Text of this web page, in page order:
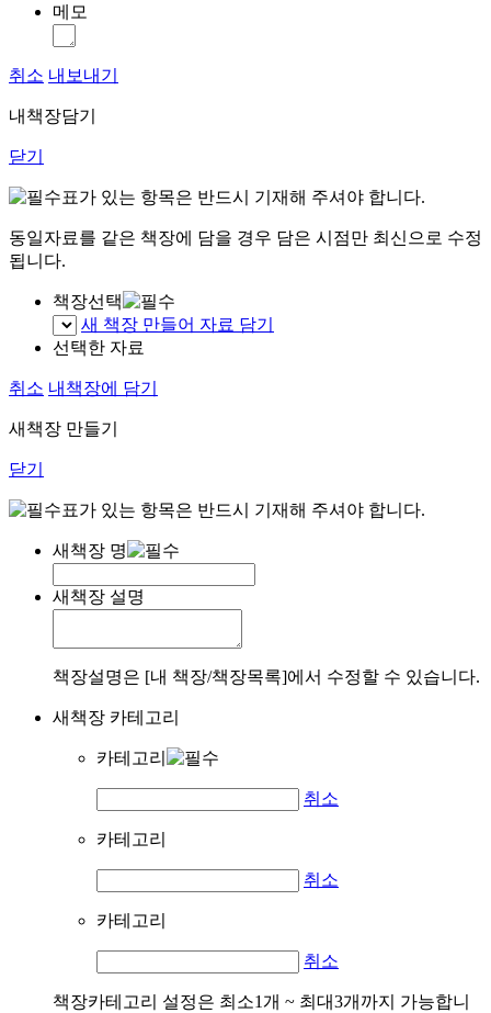
메모
취소 내보내기
내책장담기
닫기
표가 있는 항목은 반드시 기재해 주셔야 합니다.
동일자료를 같은 책장에 담을 경우 담은 시점만 최신으로 수정
됩니다.
책장선택
새 책장 만들어 자료 담기
선택한 자료
취소 내책장에 담기
새책장 만들기
닫기
표가 있는 항목은 반드시 기재해 주셔야 합니다.
새책장 명
새책장 설명
책장설명은 [내 책장/책장목록]에서 수정할 수 있습니다.
새책장 카테고리
카테고리
취소
카테고리
취소
카테고리
취소
책장카테고리 설정은 최소1개 ~ 최대3개까지 가능합니